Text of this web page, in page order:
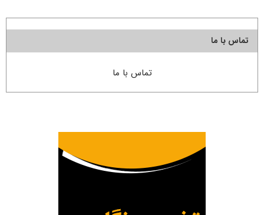
تماس با ما
تماس با ما